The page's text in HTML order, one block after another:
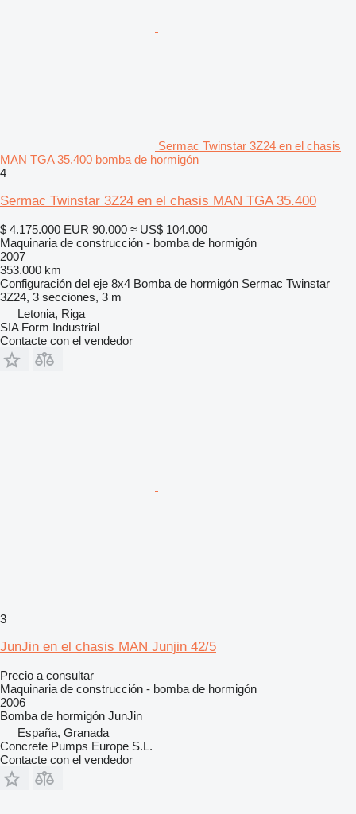
Sermac Twinstar 3Z24 en el chasis
MAN TGA 35.400 bomba de hormigón
4
Sermac Twinstar 3Z24 en el chasis MAN TGA 35.400
$ 4.175.000 EUR 90.000 ≈ US$ 104.000
Maquinaria de construcción - bomba de hormigón
2007
353.000 km
Configuración del eje 8x4 Bomba de hormigón Sermac Twinstar
3Z24, 3 secciones, 3 m
Letonia, Riga
SIA Form Industrial
Contacte con el vendedor
3
JunJin en el chasis MAN Junjin 42/5
Precio a consultar
Maquinaria de construcción - bomba de hormigón
2006
Bomba de hormigón JunJin
España, Granada
Concrete Pumps Europe S.L.
Contacte con el vendedor